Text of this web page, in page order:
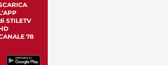
STILETV
78